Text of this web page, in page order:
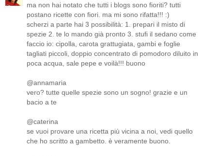
ma non hai notato che tutti i blogs sono fioriti? tutti
postano ricette con fiori. ma mi sono rifatta!!! :)
scherzi a parte hai 3 possibilità: 1. prepari il misto di
spezie 2. te lo mando già pronto 3. stufi il sedano come
faccio io: cipolla, carota grattugiata, gambi e foglie
tagliati piccoli, doppio concentrato di pomodoro diluito in
poca acqua, sale pepe e voilà!!! buono
@annamaria
vero? tutte quelle spezie sono un sogno! grazie e un
bacio a te
@caterina
se vuoi provare una ricetta più vicina a noi, vedi quello
che ho scritto a gambetto. è veramente buono.